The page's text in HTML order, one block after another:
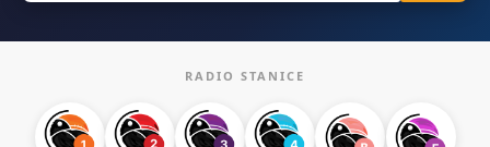
RADIO STANICE